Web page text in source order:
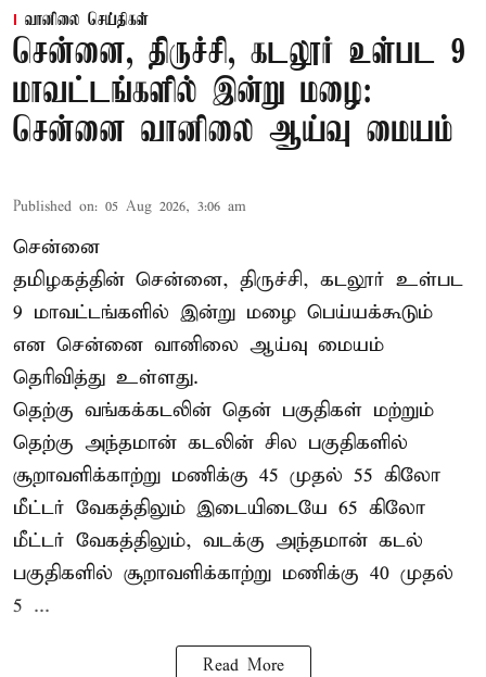
வானிலை செய்திகள்
சென்னை, திருச்சி, கடலூர் உள்பட 9
மாவட்டங்களில் இன்று மழை:
சென்னை வானிலை ஆய்வு மையம்
Published on: 05 Aug 2026, 3:06 am
சென்னை
தமிழகத்தின் சென்னை, திருச்சி, கடலூர் உள்பட
9 மாவட்டங்களில் இன்று மழை பெய்யக்கூடும்
என சென்னை வானிலை ஆய்வு மையம்
தெரிவித்து உள்ளது.
தெற்கு வங்கக்கடலின் தென் பகுதிகள் மற்றும்
தெற்கு அந்தமான் கடலின் சில பகுதிகளில்
சூறாவளிக்காற்று மணிக்கு 45 முதல் 55 கிலோ
மீட்டர் வேகத்திலும் இடையிடையே 65 கிலோ
மீட்டர் வேகத்திலும், வடக்கு அந்தமான் கடல்
பகுதிகளில் சூறாவளிக்காற்று மணிக்கு 40 முதல்
5 ...
Read More